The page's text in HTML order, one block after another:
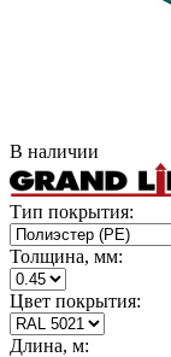
В наличии
Тип покрытия:
Толщина, мм:
Цвет покрытия:
Длина, м: